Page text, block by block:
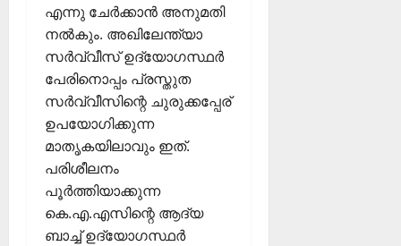
എന്നു ചേര്‍ക്കാന്‍ അനുമതി
നല്‍കും. അഖിലേന്ത്യാ
സര്‍വ്വീസ് ഉദ്യോഗസ്ഥര്‍
പേരിനൊപ്പം പ്രസ്തുത
സര്‍വ്വീസിന്റെ ചുരുക്കപ്പേര്
ഉപയോഗിക്കുന്ന
മാതൃകയിലാവും ഇത്.
പരിശീലനം
പൂര്‍ത്തിയാക്കുന്ന
കെ.എ.എസിന്റെ ആദ്യ
ബാച്ച് ഉദ്യോഗസ്ഥര്‍